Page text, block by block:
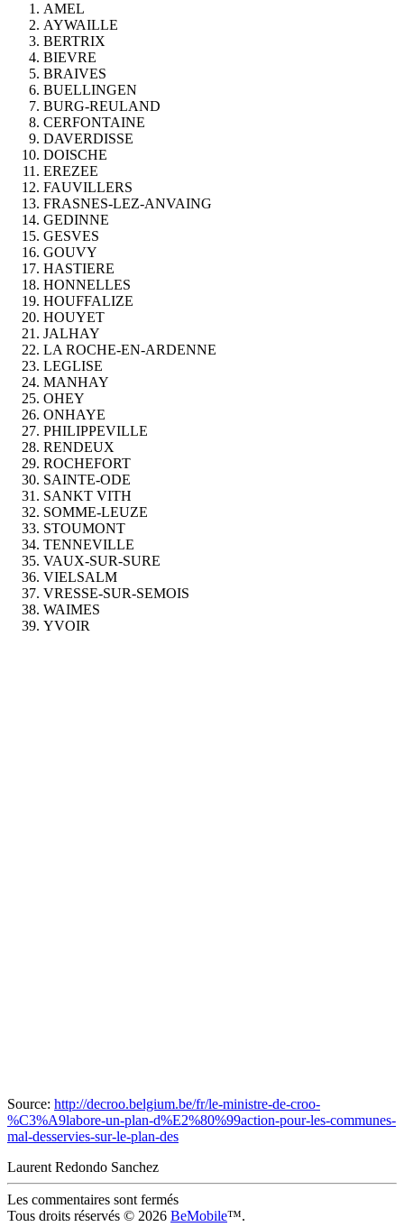
AMEL
AYWAILLE
BERTRIX
BIEVRE
BRAIVES
BUELLINGEN
BURG-REULAND
CERFONTAINE
DAVERDISSE
DOISCHE
EREZEE
FAUVILLERS
FRASNES-LEZ-ANVAING
GEDINNE
GESVES
GOUVY
HASTIERE
HONNELLES
HOUFFALIZE
HOUYET
JALHAY
LA ROCHE-EN-ARDENNE
LEGLISE
MANHAY
OHEY
ONHAYE
PHILIPPEVILLE
RENDEUX
ROCHEFORT
SAINTE-ODE
SANKT VITH
SOMME-LEUZE
STOUMONT
TENNEVILLE
VAUX-SUR-SURE
VIELSALM
VRESSE-SUR-SEMOIS
WAIMES
YVOIR
Source: http://decroo.belgium.be/fr/le-ministre-de-croo-
%C3%A9labore-un-plan-d%E2%80%99action-pour-les-communes-
mal-desservies-sur-le-plan-des
Laurent Redondo Sanchez
Les commentaires sont fermés
Tous droits réservés © 2026 BeMobile™.